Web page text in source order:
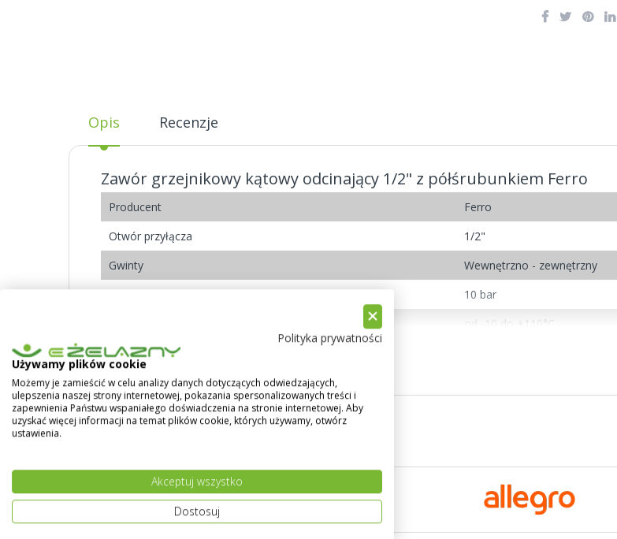
Opis Recenzje
Zawór grzejnikowy kątowy odcinający 1/2" z półśrubunkiem Ferro
Producent
Ferro
Otwór przyłącza
1/2"
Gwinty
Wewnętrzno - zewnętrzny
10 bar
od -10 do +110°C
Pokaż więcej
Polityka prywatności
Używamy plików cookie
Możemy je zamieścić w celu analizy danych dotyczących odwiedzających,
ulepszenia naszej strony internetowej, pokazania spersonalizowanych treści i
zapewnienia Państwu wspaniałego doświadczenia na stronie internetowej. Aby
uzyskać więcej informacji na temat plików cookie, których używamy, otwórz
ustawienia.
Akceptuj wszystko
Dostosuj